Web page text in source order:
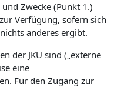
Zwecke (Punkt 1.)
Verfügung, sofern sich
anderes ergibt.
der JKU sind („externe
eine
Für den Zugang zur